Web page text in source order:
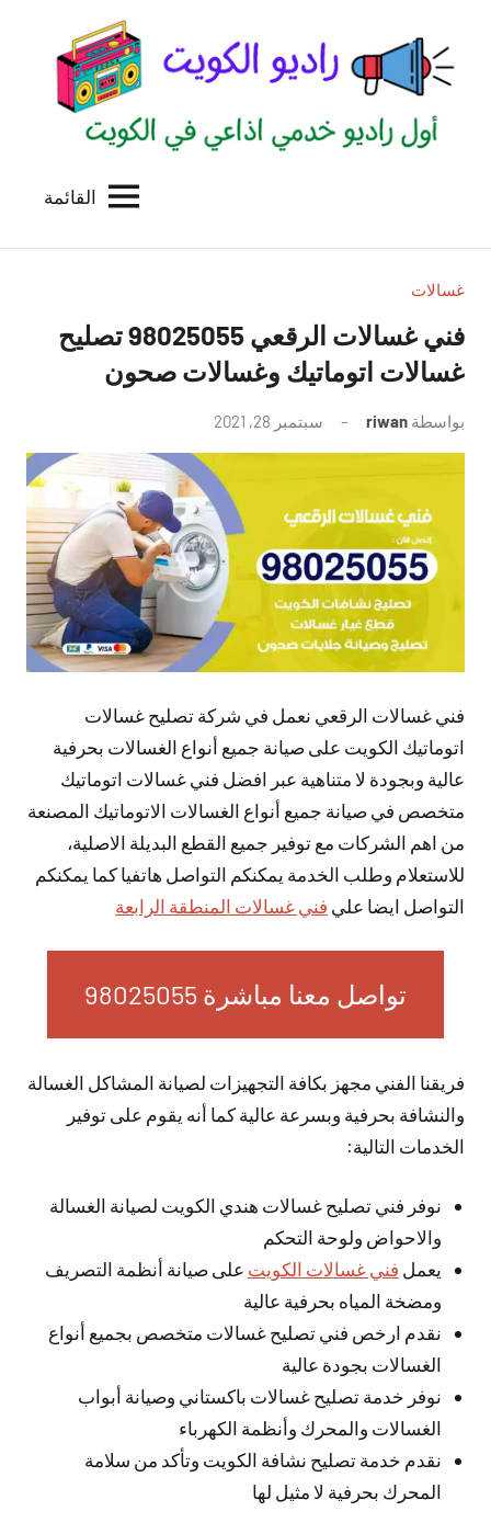
المحتوى
الكويت
للاعلانات
بالكويت
القائمة
غسالات
فني غسالات الرقعي 98025055 تصليح
غسالات اتوماتيك وغسالات صحون
بواسطة riwan سبتمبر 28, 2021
توجد
تعليقات
فني غسالات الرقعي نعمل في شركة تصليح غسالات
اتوماتيك الكويت على صيانة جميع أنواع الغسالات بحرفية
عالية وبجودة لا متناهية عبر افضل فني غسالات اتوماتيك
متخصص في صيانة جميع أنواع الغسالات الاتوماتيك المصنعة
من اهم الشركات مع توفير جميع القطع البديلة الاصلية،
للاستعلام وطلب الخدمة يمكنكم التواصل هاتفيا كما يمكنكم
التواصل ايضا علي فني غسالات المنطقة الرابعة
تواصل معنا مباشرة 98025055
فريقنا الفني مجهز بكافة التجهيزات لصيانة المشاكل الغسالة
والنشافة بحرفية وبسرعة عالية كما أنه يقوم على توفير
الخدمات التالية:
نوفر فني تصليح غسالات هندي الكويت لصيانة الغسالة
والاحواض ولوحة التحكم
يعمل فني غسالات الكويت على صيانة أنظمة التصريف
ومضخة المياه بحرفية عالية
نقدم ارخص فني تصليح غسالات متخصص بجميع أنواع
الغسالات بجودة عالية
نوفر خدمة تصليح غسالات باكستاني وصيانة أبواب
الغسالات والمحرك وأنظمة الكهرباء
نقدم خدمة تصليح نشافة الكويت وتأكد من سلامة
المحرك بحرفية لا مثيل لها